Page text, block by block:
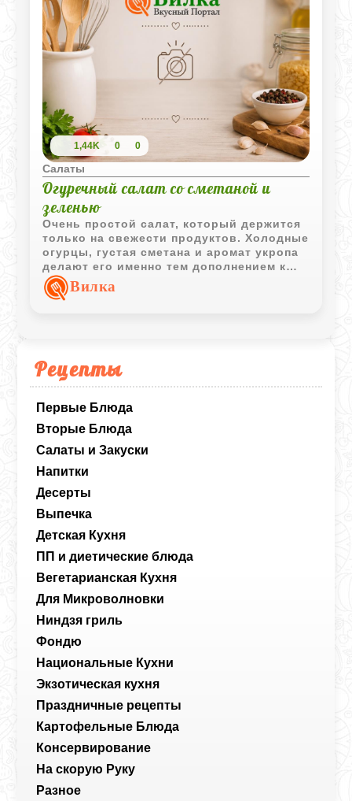
Рецепты
Первые Блюда
Вторые Блюда
Салаты и Закуски
Напитки
Десерты
Выпечка
Детская Кухня
ПП и диетические блюда
Вегетарианская Кухня
Для Микроволновки
Ниндзя гриль
Фондю
Национальные Кухни
Экзотическая кухня
Праздничные рецепты
Картофельные Блюда
Консервирование
На скорую Руку
Разное
1,44K 0 0
Салаты
Огуречный салат со сметаной и
зеленью
Очень простой салат, который держится
только на свежести продуктов. Холодные
огурцы, густая сметана и аромат укропа
делают его именно тем дополнением к
обеду, которое никогда не надоедает.
Вилка